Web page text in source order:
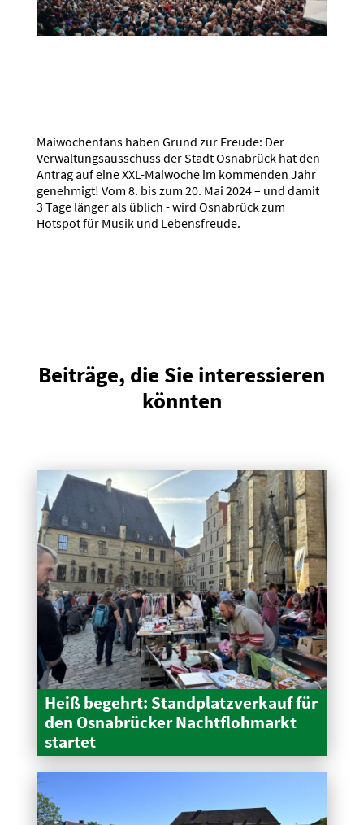
Maiwochenfans haben Grund zur Freude: Der
Verwaltungsausschuss der Stadt Osnabrück hat den
Antrag auf eine XXL-Maiwoche im kommenden Jahr
genehmigt! Vom 8. bis zum 20. Mai 2024 – und damit
3 Tage länger als üblich - wird Osnabrück zum
Hotspot für Musik und Lebensfreude.
Beiträge, die Sie interessieren
könnten
Heiß begehrt: Stand­platz­verkauf für
den Osnabrücker Nacht­floh­markt
startet